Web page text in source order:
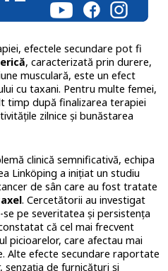
efectele secundare pot fi
, caracterizată prin durere,
musculară, este un efect
cu taxani. Pentru multe femei,
timp după finalizarea terapiei
zilnice și bunăstarea
clinică semnificativă, echipa
Linköping a inițiat un studiu
de sân care au fost tratate
. Cercetătorii au investigat
pe severitatea și persistența
că cel mai frecvent
picioarelor, care afectau mai
Alte efecte secundare raportate
senzația de furnicături și